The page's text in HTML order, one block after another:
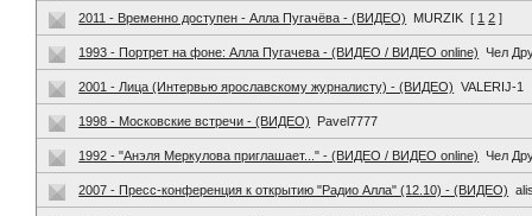
2011 - Временно доступен - Алла Пугачёва - (ВИДЕО) MURZIK [ 1 2 ]
1993 - Портрет на фоне: Алла Пугачева - (ВИДЕО / ВИДЕО online) Чел
2001 - Лица (Интервью ярославскому журналисту) - (ВИДЕО) VALERIJ-1
1998 - Московские встречи - (ВИДЕО) Pavel7777
1992 - "Анэля Меркулова приглашает..." - (ВИДЕО / ВИДЕО online) Чел
2007 - Пресс-конференция к открытию "Радио Алла" (12.10) - (ВИДЕО)